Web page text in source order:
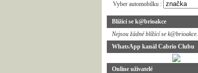
Vyber automobilku :
Blížící se k@brioakce
Nejsou žádné blížící se k@brioakce.
WhatsApp kanál Cabrio Clubu
Online uživatelé